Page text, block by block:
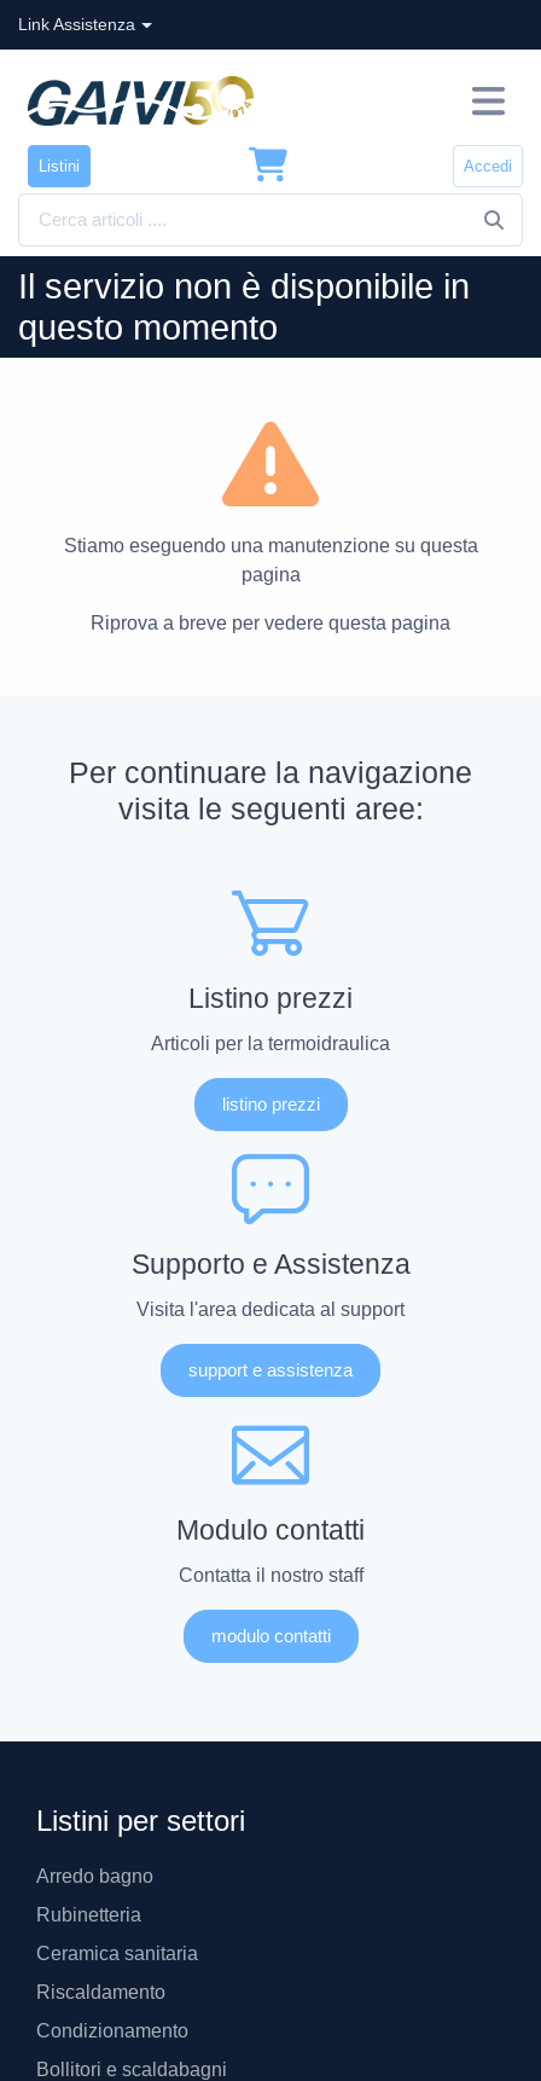
Link Assistenza
Listini Accedi
Il servizio non è disponibile in
questo momento
Stiamo eseguendo una manutenzione su questa
pagina
Riprova a breve per vedere questa pagina
Per continuare la navigazione
visita le seguenti aree:
Listino prezzi
Articoli per la termoidraulica
listino prezzi
Supporto e Assistenza
Visita l'area dedicata al support
support e assistenza
Modulo contatti
Contatta il nostro staff
modulo contatti
Listini per settori
Arredo bagno
Rubinetteria
Ceramica sanitaria
Riscaldamento
Condizionamento
Bollitori e scaldabagni